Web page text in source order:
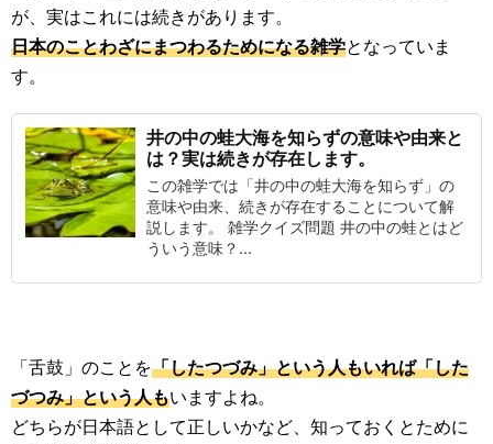
が、実はこれには続きがあります。
日本のことわざにまつわるためになる雑学となっていま
す。
井の中の蛙大海を知らずの意味や由来と
は？実は続きが存在します。
この雑学では「井の中の蛙大海を知らず」の
意味や由来、続きが存在することについて解
説します。 雑学クイズ問題 井の中の蛙とはど
ういう意味？...
「舌鼓」のことを「したつづみ」という人もいれば「した
づつみ」という人もいますよね。
どちらが日本語として正しいかなど、知っておくとために